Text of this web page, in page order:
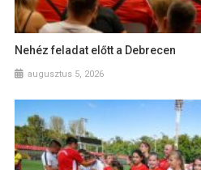
Nehéz feladat előtt a Debrecen
augusztus 5, 2026